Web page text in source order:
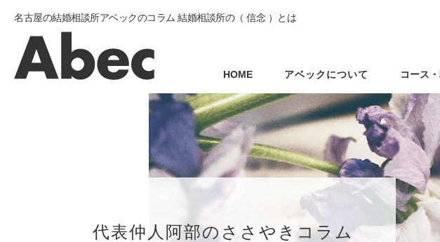
名古屋の結婚相談所アベックのコラム 結婚相談所の（ 信念 ）とは
HOME アベックについて コース
代表仲人阿部のささやきコラム